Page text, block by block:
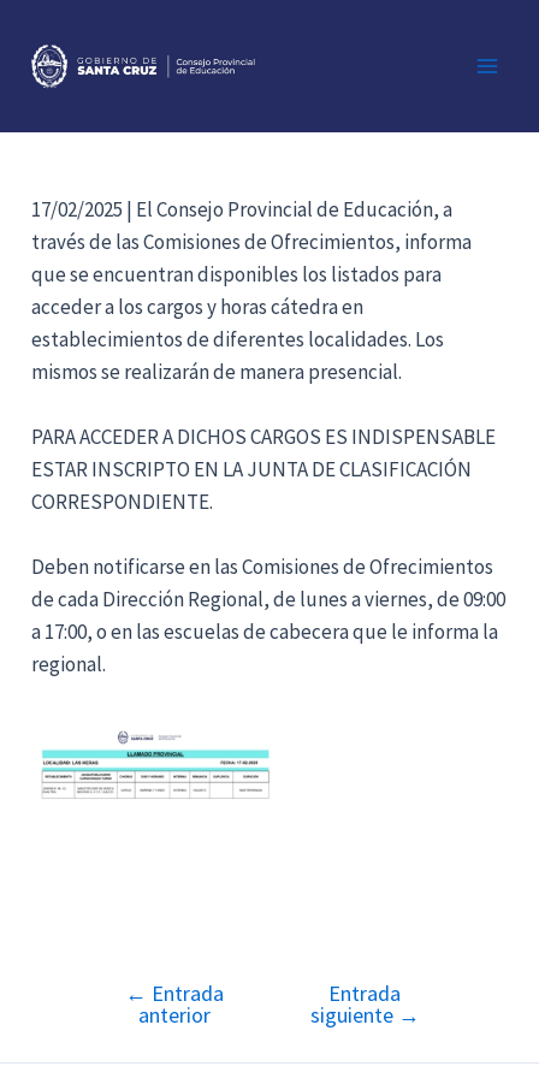
contenido
17/02/2025 | El Consejo Provincial de Educación, a
través de las Comisiones de Ofrecimientos, informa
que se encuentran disponibles los listados para
acceder a los cargos y horas cátedra en
establecimientos de diferentes localidades. Los
mismos se realizarán de manera presencial.
PARA ACCEDER A DICHOS CARGOS ES INDISPENSABLE
ESTAR INSCRIPTO EN LA JUNTA DE CLASIFICACIÓN
CORRESPONDIENTE.
Deben notificarse en las Comisiones de Ofrecimientos
de cada Dirección Regional, de lunes a viernes, de 09:00
a 17:00, o en las escuelas de cabecera que le informa la
regional.
Navegación
entradas
← Entrada
anterior
Entrada
siguiente →